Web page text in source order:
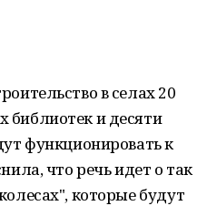
в селах 20
и десяти
функционировать к
что речь идет о так
которые будут